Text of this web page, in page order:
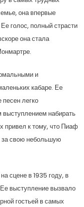
она впервые
голос, полный страсти
она стала
и
кабаре. Ее
легко
выступлением набирать
привел к тому, что Пиаф
за свою небольшую
сцене в 1935 году, в
выступление вызвало
гостьей в самых